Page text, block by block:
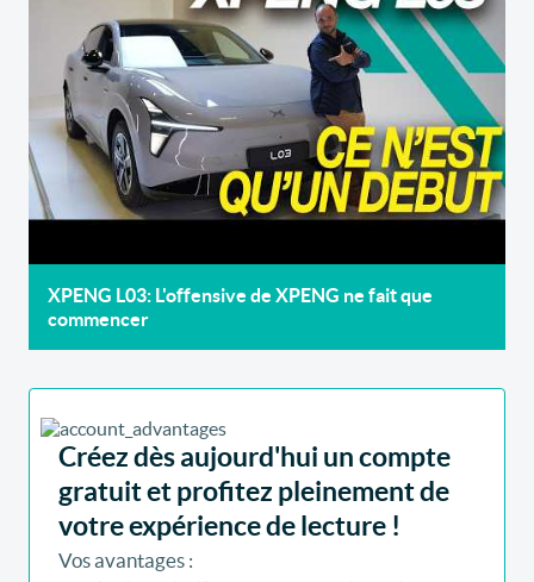
XPENG L03: L'offensive de XPENG ne fait que
commencer
Créez dès aujourd'hui un compte
gratuit et profitez pleinement de
votre expérience de lecture !
Vos avantages :